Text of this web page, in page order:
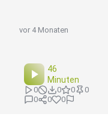
vor 4 Monaten
46
Minuten
0 0 0
0
0
0 0